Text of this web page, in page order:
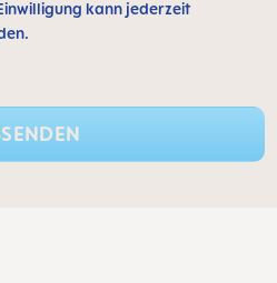
kann jederzeit